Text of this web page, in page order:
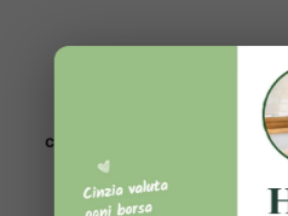
Prodotti
Ogni articolo viene
controlli e verifiche
,